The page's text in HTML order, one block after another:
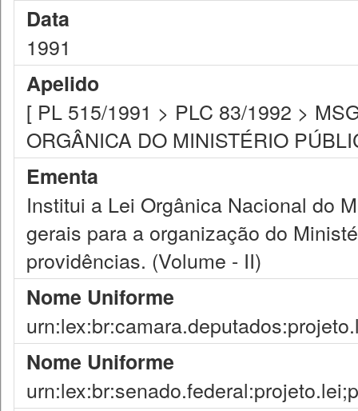
Data
1991
Apelido
[ PL 515/1991 > PLC 83/1992 >
ORGÂNICA DO MINISTÉRIO
Ementa
Institui a Lei Orgânica Nacional do
gerais para a organização do
providências. (Volume - II)
Nome Uniforme
Nome Uniforme